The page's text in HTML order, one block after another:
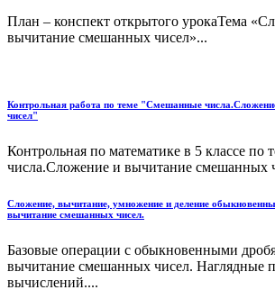
План – конспект открытого урокаТема
вычитание смешанных чисел»...
Контрольная работа по теме "Смешанные
чисел"
Контрольная по математике в 5 классе
числа.Сложение и вычитание смешанных
Сложение, вычитание, умножение и деление
вычитание смешанных чисел.
Базовые операции с обыкновенными
вычитание смешанных чисел. Наглядные
вычислений....